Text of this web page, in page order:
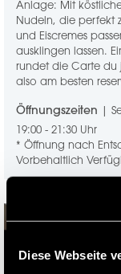
Diese Webseite
Anlage: Mit
Nudeln, die perfekt
und Eiscremes
ausklingen lassen.
rundet die Carte du
also am besten
Öffnungszeiten |
19:00 - 21:30 Uhr
* Öffnung nach
Vorbehaltlich